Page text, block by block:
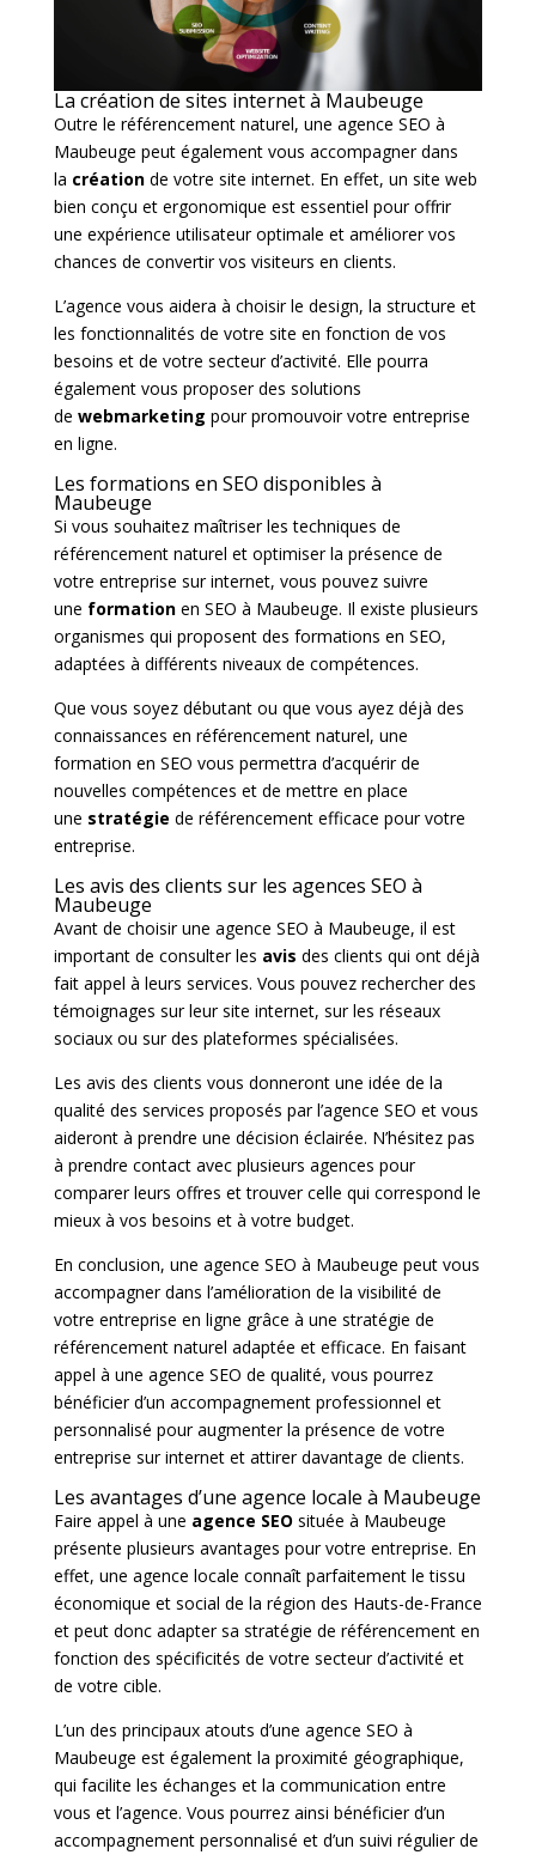
La création de sites internet à Maubeuge
Outre le référencement naturel, une agence SEO à
Maubeuge peut également vous accompagner dans
la créationde votre site internet. En effet, un site web
bien conçu et ergonomique est essentiel pour offrir
une expérience utilisateur optimale et améliorer vos
chances de convertir vos visiteurs en clients.
L’agence vous aidera à choisir le design, la structure et
les fonctionnalités de votre site en fonction de vos
besoins et de votre secteur d’activité. Elle pourra
également vous proposer des solutions
de webmarketing pour promouvoir votre entreprise
en ligne.
Les formations en SEO disponibles à
Maubeuge
Si vous souhaitez maîtriser les techniques de
référencement naturel et optimiser la présence de
votre entreprise sur internet, vous pouvez suivre
une formationen SEO à Maubeuge. Il existe plusieurs
organismes qui proposent des formations en SEO,
adaptées à différents niveaux de compétences.
Que vous soyez débutant ou que vous ayez déjà des
connaissances en référencement naturel, une
formation en SEO vous permettra d’acquérir de
nouvelles compétences et de mettre en place
une stratégie de référencement efficace pour votre
entreprise.
Les avis des clients sur les agences SEO à
Maubeuge
Avant de choisir une agence SEO à Maubeuge, il est
important de consulter les avis des clients qui ont déjà
fait appel à leurs services. Vous pouvez rechercher des
témoignages sur leur site internet, sur les réseaux
sociaux ou sur des plateformes spécialisées.
Les avis des clients vous donneront une idée de la
qualité des services proposés par l’agence SEO et vous
aideront à prendre une décision éclairée. N’hésitez pas
à prendre contact avec plusieurs agences pour
comparer leurs offres et trouver celle qui correspond le
mieux à vos besoins et à votre budget.
En conclusion, une agence SEO à Maubeuge peut vous
accompagner dans l’amélioration de la visibilité de
votre entreprise en ligne grâce à une stratégie de
référencement naturel adaptée et efficace. En faisant
appel à une agence SEO de qualité, vous pourrez
bénéficier d’un accompagnement professionnel et
personnalisé pour augmenter la présence de votre
entreprise sur internet et attirer davantage de clients.
Les avantages d’une agence locale à Maubeuge
Faire appel à une agence SEO située à Maubeuge
présente plusieurs avantages pour votre entreprise. En
effet, une agence locale connaît parfaitement le tissu
économique et social de la région des Hauts-de-France
et peut donc adapter sa stratégie de référencement en
fonction des spécificités de votre secteur d’activité et
de votre cible.
L’un des principaux atouts d’une agence SEO à
Maubeuge est également la proximité géographique,
qui facilite les échanges et la communication entre
vous et l’agence. Vous pourrez ainsi bénéficier d’un
accompagnement personnalisé et d’un suivi régulier de